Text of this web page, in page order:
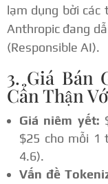
lạm dụng bởi các
Anthropic đang
(Responsible AI).
3. Giá Bán
Cẩn Thận
Giá niêm yết:
$25 cho mỗi 1
4.6).
Vấn đề